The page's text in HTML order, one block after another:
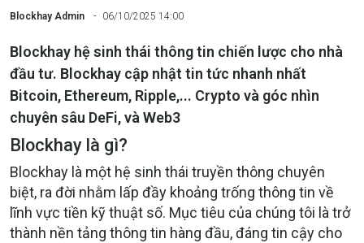
Blockhay Admin 06/10/2025 14:00
Blockhay hệ sinh thái thông tin chiến lược cho nhà
đầu tư. Blockhay cập nhật tin tức nhanh nhất
Bitcoin, Ethereum, Ripple,... Crypto và góc nhìn
chuyên sâu DeFi, và Web3
Blockhay là gì?
Blockhay là một hệ sinh thái truyền thông chuyên
biệt, ra đời nhằm lấp đầy khoảng trống thông tin về
lĩnh vực tiền kỹ thuật số. Mục tiêu của chúng tôi là trở
thành nền tảng thông tin hàng đầu, đáng tin cậy cho